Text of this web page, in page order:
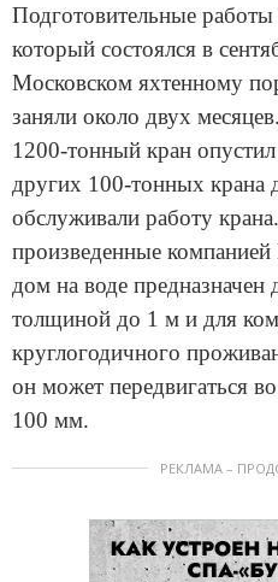
Подготовительные работы
который состоялся в
Московском яхтенному
заняли около двух
1200-тонный кран
других 100-тонных крана
обслуживали работу
произведенные
дом на воде предназначен
толщиной до 1 м и для
круглогодичного
он может передвигаться
100 мм.
РЕКЛАМА –